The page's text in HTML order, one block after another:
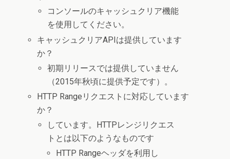
コンソールのキャッシュクリア機能
を使用してください。
キャッシュクリアAPIは提供しています
か？
初期リリースでは提供していません
（2015年秋頃に提供予定です）。
HTTP Rangeリクエストに対応しています
か？
しています。HTTPレンジリクエス
トとは以下のようなものです
HTTP Rangeヘッダを利用し